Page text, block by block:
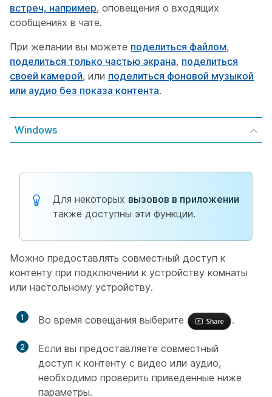
встреч, например, оповещения о входящих
сообщениях в чате.
При желании вы можете поделиться файлом,
поделиться только частью экрана, поделиться
своей камерой, или поделиться фоновой музыкой
или аудио без показа контента.
Windows
Для некоторых вызовов в приложении
также доступны эти функции.
Можно предоставлять совместный доступ к
контенту при подключении к устройству комнаты
или настольному устройству.
1 Во время совещания выберите .
2
Если вы предоставляете совместный
доступ к контенту с видео или аудио,
необходимо проверить приведенные ниже
параметры.